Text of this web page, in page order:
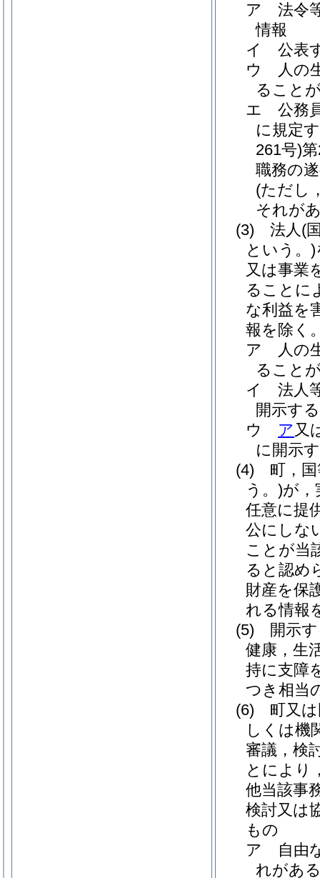
ア
法令
情報
イ
公表
ウ
人の
ること
エ
公務
に規定
261号)
職務の
(ただし
それが
(3)
法人(
という。)
又は事業
ることに
な利益を
報を除く
ア
人の
ること
イ
法人
開示す
ウ
ア 又
に開示
(4)
町，
う。)が，
任意に提
公にしな
ことが当
ると認め
財産を保
れる情報
(5)
開示
健康，生
持に支障
つき相当
(6)
町又
しくは機
審議，検
とにより
他当該事
検討又は
もの
ア
自由
れがあ